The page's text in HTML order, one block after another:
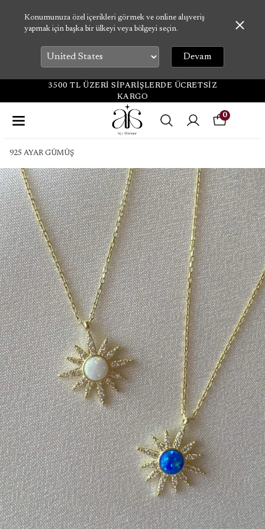
Konumunuza özel içerikleri görmek ve online alışveriş
yapmak için başka bir ülkeyi veya bölgeyi seçin.
Devam
3500 TL ÜZERİ SİPARİŞLERDE ÜCRETSİZ
KARGO
0
925 AYAR GÜMÜŞ